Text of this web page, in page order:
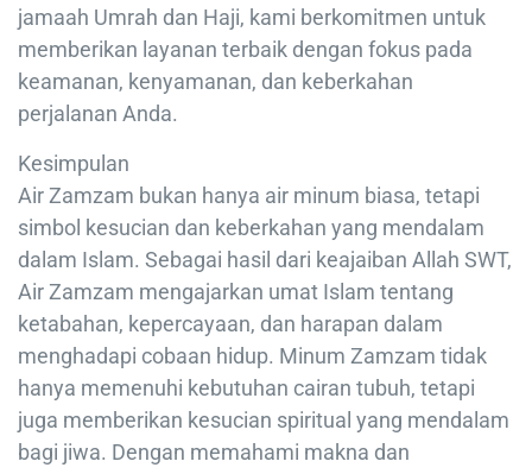
jamaah Umrah dan Haji, kami berkomitmen untuk
memberikan layanan terbaik dengan fokus pada
keamanan, kenyamanan, dan keberkahan
perjalanan Anda.
Kesimpulan
Air Zamzam bukan hanya air minum biasa, tetapi
simbol kesucian dan keberkahan yang mendalam
dalam Islam. Sebagai hasil dari keajaiban Allah SWT,
Air Zamzam mengajarkan umat Islam tentang
ketabahan, kepercayaan, dan harapan dalam
menghadapi cobaan hidup. Minum Zamzam tidak
hanya memenuhi kebutuhan cairan tubuh, tetapi
juga memberikan kesucian spiritual yang mendalam
bagi jiwa. Dengan memahami makna dan